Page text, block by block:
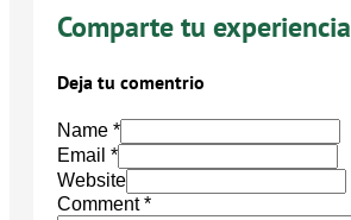
Comparte tu experiencia
Deja tu comentrio
Name *
Email *
Website
Comment*